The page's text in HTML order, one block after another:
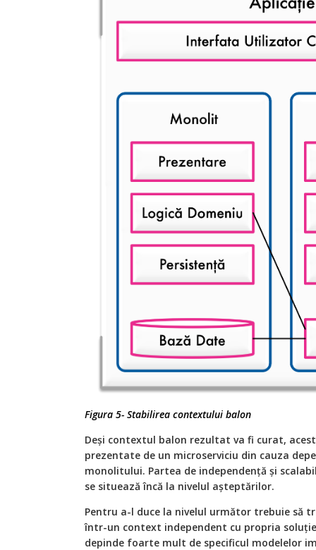
Figura 5- Stabilirea contextului balon
Deși contextul balon rezultat va fi curat,
prezentate de un microserviciu din cauza
monolitului. Partea de independență și
se situează încă la nivelul așteptărilor.
Pentru a-l duce la nivelul următor trebuie să
într-un context independent cu propria
depinde foarte mult de specificul modelelor